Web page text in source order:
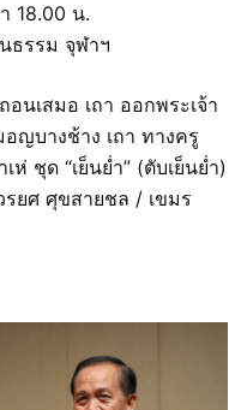
18.00 น.
ธรรม จุฬาฯ
นเสมอ เถา ออกพระเจ้า
ญบางช้าง เถา ทางครู
ห่ ชุด “เย็นย่ำ” (ตับเย็นย่ำ)
รยศ ศุขสายชล / เขมร